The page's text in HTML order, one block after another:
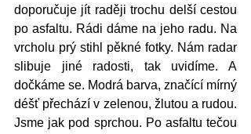
doporučuje jít raději trochu delší cestou
po asfaltu. Rádi dáme na jeho radu. Na
vrcholu prý stihl pěkné fotky. Nám radar
slibuje jiné radosti, tak uvidíme. A
dočkáme se. Modrá barva, značící mírný
déšť přechází v zelenou, žlutou a rudou.
Jsme jak pod sprchou. Po asfaltu tečou